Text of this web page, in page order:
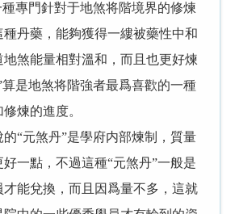
專門針對于地煞将階境界的修煉
丹藥，能夠獲得一縷被藥性中和
煞能量相對溫和，而且也更好煉
是地煞将階強者最爲喜歡的一種
煉的進度。
元煞丹”是學府内部煉制，質量
一點，不過這種“元煞丹”一般是
能兌換，而且因爲量不多，這就